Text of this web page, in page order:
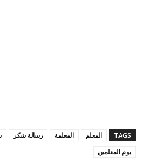
TAGS المعلم المعلمة رسالة شكر
يوم المعلمين